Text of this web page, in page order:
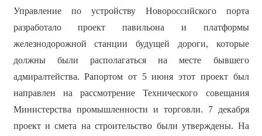
Управление по устройству Новороссийского порта
разработало проект павильона и платформы
железнодорожной станции будущей дороги, которые
должны были располагаться на месте бывшего
адмиралтейства. Рапортом от 5 июня этот проект был
направлен на рассмотрение Технического совещания
Министерства промышленности и торговли. 7 декабря
проект и смета на строительство были утверждены. На